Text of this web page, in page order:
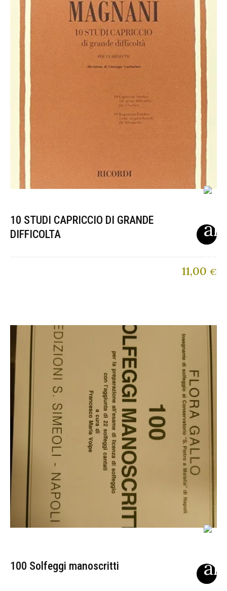
10 STUDI CAPRICCIO DI GRANDE
DIFFICOLTA
11,00 €
100 Solfeggi manoscritti